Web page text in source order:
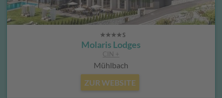
Molaris Lodges
CIN +
Mühlbach
ZUR WEBSITE